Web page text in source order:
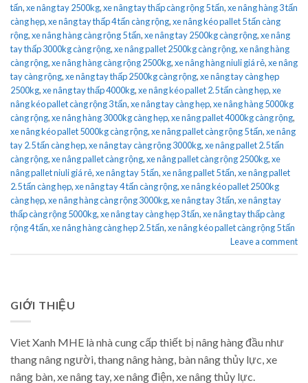
tấn,xe nâng tay 2500kg,xe nâng tay thấp càng rộng 5 tấn,xe nâng hàng 3 tấn
càng hẹp,xe nâng tay thấp 4 tấn càng rộng,xe nâng kéo pallet 5 tấn càng
rộng,xe nâng hàng càng rộng 5 tấn,xe nâng tay 2500kg càng rộng,xe nâng
tay thấp 3000kg càng rộng,xe nâng pallet 2500kg càng rộng,xe nâng hàng
càng rộng,xe nâng hàng càng rộng 2500kg,xe nâng hàng niuli giá rẻ,xe nâng
tay càng rộng,xe nâng tay thấp 2500kg càng rộng,xe nâng tay càng hẹp
2500kg,xe nâng tay thấp 4000kg,xe nâng kéo pallet 2.5 tấn càng hẹp,xe
nâng kéo pallet càng rộng 3 tấn,xe nâng tay càng hẹp,xe nâng hàng 5000kg
càng rộng,xe nâng hàng 3000kg càng hẹp,xe nâng pallet 4000kg càng rộng,
xe nâng kéo pallet 5000kg càng rộng,xe nâng pallet càng rộng 5 tấn,xe nâng
tay 2.5 tấn càng hẹp,xe nâng tay càng rộng 3000kg,xe nâng pallet 2.5 tấn
càng rộng,xe nâng pallet càng rộng,xe nâng pallet càng rộng 2500kg,xe
nâng pallet niuli giá rẻ,xe nâng tay 5 tấn,xe nâng pallet 5 tấn,xe nâng pallet
2.5 tấn càng hẹp,xe nâng tay 4 tấn càng rộng,xe nâng kéo pallet 2500kg
càng hẹp,xe nâng hàng càng rộng 3000kg,xe nâng tay 3 tấn,xe nâng tay
thấp càng rộng 5000kg,xe nâng tay càng hẹp 3 tấn,xe nâng tay thấp càng
rộng 4 tấn,xe nâng hàng càng hẹp 2.5 tấn,xe nâng kéo pallet càng rộng 5 tấn
Leave a comment
GIỚI THIỆU
Viet Xanh MHE là nhà cung cấp thiết bị nâng hàng đầu như
thang nâng người, thang nâng hàng, bàn nâng thủy lực, xe
nâng bàn, xe nâng tay, xe nâng điện, xe nâng thủy lực.